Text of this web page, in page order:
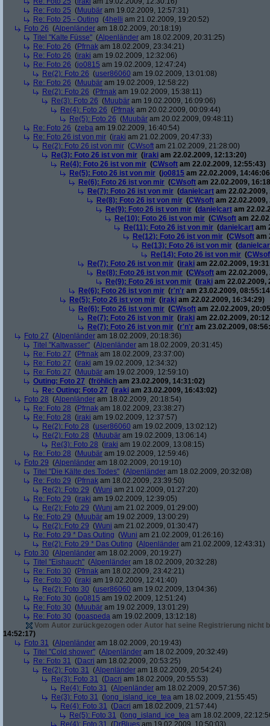
Re: Foto 25 (Muubär am 19.02.2009, 12:57:31)
Re: Foto 25 - Outing (4helli am 21.02.2009, 19:20:52)
Foto 26 (Alpenländer am 18.02.2009, 20:18:19)
Titel "Kalte Füsse" (Alpenländer am 18.02.2009, 20:31:25)
Re: Foto 26 (Pfrnak am 18.02.2009, 23:34:21)
Re: Foto 26 (iraki am 19.02.2009, 12:32:06)
Re: Foto 26 (jo0815 am 19.02.2009, 12:47:24)
Re(2): Foto 26 (user86060 am 19.02.2009, 13:01:08)
Re: Foto 26 (Muubär am 19.02.2009, 12:58:22)
Re(2): Foto 26 (Pfrnak am 19.02.2009, 15:38:11)
Re(3): Foto 26 (Muubär am 19.02.2009, 16:09:06)
Re(4): Foto 26 (Pfrnak am 20.02.2009, 00:09:44)
Re(5): Foto 26 (Muubär am 20.02.2009, 09:48:11)
Re: Foto 26 (zeba am 19.02.2009, 16:40:54)
Re: Foto 26 ist von mir (iraki am 21.02.2009, 20:47:33)
Re(2): Foto 26 ist von mir (CWsoft am 21.02.2009, 21:28:00)
Re(3): Foto 26 ist von mir (iraki am 22.02.2009, 12:13:20)
Re(4): Foto 26 ist von mir (CWsoft am 22.02.2009, 12:55:43)
Re(5): Foto 26 ist von mir (jo0815 am 22.02.2009,
Re(6): Foto 26 ist von mir (CWsoft am 22.02.2009,
Re(7): Foto 26 ist von mir (danielcart am 22.02.2009,
Re(8): Foto 26 ist von mir (CWsoft am 22.02.2009,
Re(9): Foto 26 ist von mir (danielcart am
Re(10): Foto 26 ist von mir (CWsoft am
Re(11): Foto 26 ist von mir (danielcart am
Re(12): Foto 26 ist von mir (CWsoft am
Re(13): Foto 26 ist von mir (
Re(14): Foto 26 ist von mir (
Re(7): Foto 26 ist von mir (iraki am 22.02.2009,
Re(8): Foto 26 ist von mir (CWsoft am 22.02.2009,
Re(9): Foto 26 ist von mir (iraki am 22.02.2009,
Re(6): Foto 26 ist von mir (r'n'r am 23.02.2009,
Re(5): Foto 26 ist von mir (iraki am 22.02.2009, 16:34:29)
Re(6): Foto 26 ist von mir (CWsoft am 22.02.2009,
Re(7): Foto 26 ist von mir (iraki am 22.02.2009,
Re(7): Foto 26 ist von mir (r'n'r am 23.02.2009,
Foto 27 (Alpenländer am 18.02.2009, 20:18:36)
Titel "Kaltwasser" (Alpenländer am 18.02.2009, 20:31:45)
Re: Foto 27 (Pfrnak am 18.02.2009, 23:37:00)
Re: Foto 27 (iraki am 19.02.2009, 12:34:32)
Re: Foto 27 (Muubär am 19.02.2009, 12:59:10)
Outing: Foto 27 (fröhlich am 23.02.2009, 14:31:02)
Re: Outing: Foto 27 (iraki am 23.02.2009, 16:43:02)
Foto 28 (Alpenländer am 18.02.2009, 20:18:54)
Re: Foto 28 (Pfrnak am 18.02.2009, 23:38:27)
Re: Foto 28 (iraki am 19.02.2009, 12:37:57)
Re(2): Foto 28 (user86060 am 19.02.2009, 13:02:12)
Re(2): Foto 28 (Muubär am 19.02.2009, 13:06:14)
Re(3): Foto 28 (iraki am 19.02.2009, 13:08:15)
Re: Foto 28 (Muubär am 19.02.2009, 12:59:46)
Foto 29 (Alpenländer am 18.02.2009, 20:19:10)
Titel "Die Kälte des Todes" (Alpenländer am 18.02.2009, 20:32:08)
Re: Foto 29 (Pfrnak am 18.02.2009, 23:39:50)
Re(2): Foto 29 (Wuni am 21.02.2009, 01:27:20)
Re: Foto 29 (iraki am 19.02.2009, 12:39:05)
Re(2): Foto 29 (Wuni am 21.02.2009, 01:29:00)
Re: Foto 29 (Muubär am 19.02.2009, 13:00:29)
Re(2): Foto 29 (Wuni am 21.02.2009, 01:30:47)
Re: Foto 29 * Das Outing (Wuni am 21.02.2009, 01:26:16)
Re(2): Foto 29 * Das Outing (Alpenländer am 21.02.2009, 12:43:31)
Foto 30 (Alpenländer am 18.02.2009, 20:19:27)
Titel "Eishauch" (Alpenländer am 18.02.2009, 20:32:28)
Re: Foto 30 (Pfrnak am 18.02.2009, 23:42:21)
Re: Foto 30 (iraki am 19.02.2009, 12:41:40)
Re(2): Foto 30 (user86060 am 19.02.2009, 13:04:36)
Re: Foto 30 (jo0815 am 19.02.2009, 12:51:24)
Re: Foto 30 (Muubär am 19.02.2009, 13:01:29)
Re: Foto 30 (goaspeda am 19.02.2009, 13:12:18)
Vom Autor zurückgezogen oder Autor hat seine Registrierung nicht
14:52:17)
Foto 31 (Alpenländer am 18.02.2009, 20:19:43)
Titel "Cold shower" (Alpenländer am 18.02.2009, 20:32:49)
Re: Foto 31 (Dacri am 18.02.2009, 20:53:25)
Re(2): Foto 31 (Alpenländer am 18.02.2009, 20:54:24)
Re(3): Foto 31 (Dacri am 18.02.2009, 20:55:53)
Re(4): Foto 31 (Alpenländer am 18.02.2009, 20:57:36)
Re(3): Foto 31 ( long_island_ice_tea am 18.02.2009, 21:55:45)
Re(4): Foto 31 (Dacri am 18.02.2009, 21:57:44)
Re(5): Foto 31 ( long_island_ice_tea am 18.02.2009,
Re(4): Foto 31
(DrBlues am 19.02.2009, 10:50:03)